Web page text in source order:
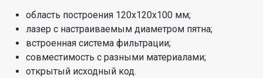
область построения 120х120х100 мм;
лазер с настраиваемым диаметром пятна;
встроенная система фильтрации;
совместимость с разными материалами;
открытый исходный код.